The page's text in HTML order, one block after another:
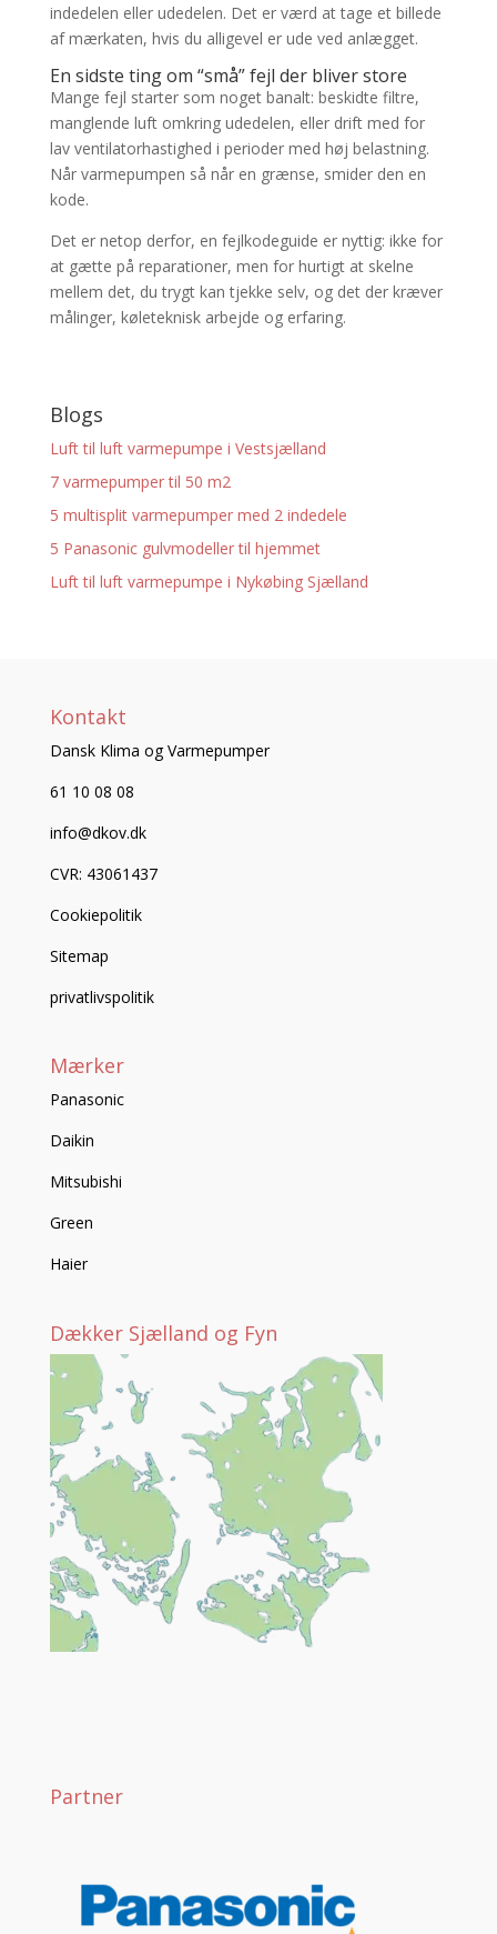
indedelen eller udedelen. Det er værd at tage et billede
af mærkaten, hvis du alligevel er ude ved anlægget.
En sidste ting om “små” fejl der bliver store
Mange fejl starter som noget banalt: beskidte filtre,
manglende luft omkring udedelen, eller drift med for
lav ventilatorhastighed i perioder med høj belastning.
Når varmepumpen så når en grænse, smider den en
kode.
Det er netop derfor, en fejlkodeguide er nyttig: ikke for
at gætte på reparationer, men for hurtigt at skelne
mellem det, du trygt kan tjekke selv, og det der kræver
målinger, køleteknisk arbejde og erfaring.
Blogs
Luft til luft varmepumpe i Vestsjælland
7 varmepumper til 50 m2
5 multisplit varmepumper med 2 indedele
5 Panasonic gulvmodeller til hjemmet
Luft til luft varmepumpe i Nykøbing Sjælland
Kontakt
Dansk Klima og Varmepumper
61 10 08 08
info@dkov.dk
CVR: 43061437
Cookiepolitik
Sitemap
privatlivspolitik
Mærker
Panasonic
Daikin
Mitsubishi
Green
Haier
Dækker Sjælland og Fyn
Partner